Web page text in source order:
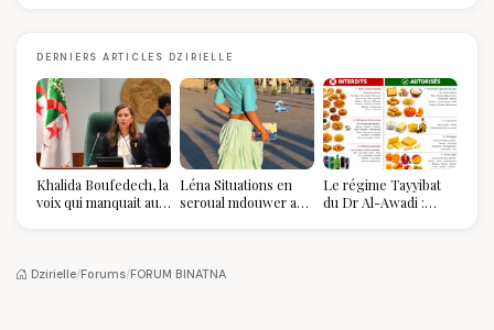
DERNIERS ARTICLES DZIRIELLE
Khalida Boufedech, la
voix qui manquait au
Léna Situations en
seroual mdouwer au
pièce mode de l'été
Le régime Tayyibat
du Dr Al-Awadi :
Dzirielle/Forums/FORUM BINATNA